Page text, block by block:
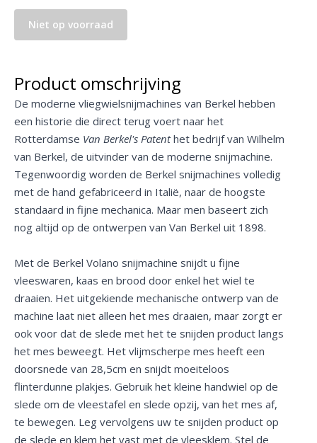
Niet op voorraad
Product omschrijving
De moderne vliegwielsnijmachines van Berkel hebben
een historie die direct terug voert naar het
Rotterdamse Van Berkel's Patenthet bedrijf van Wilhelm
van Berkel, de uitvinder van de moderne snijmachine.
Tegenwoordig worden de Berkel snijmachines volledig
met de hand gefabriceerd in Italië, naar de hoogste
standaard in fijne mechanica. Maar men baseert zich
nog altijd op de ontwerpen van Van Berkel uit 1898.
Met de Berkel Volano snijmachine snijdt u fijne
vleeswaren, kaas en brood door enkel het wiel te
draaien. Het uitgekiende mechanische ontwerp van de
machine laat niet alleen het mes draaien, maar zorgt er
ook voor dat de slede met het te snijden product langs
het mes beweegt. Het vlijmscherpe mes heeft een
doorsnede van 28,5cm en snijdt moeiteloos
flinterdunne plakjes. Gebruik het kleine handwiel op de
slede om de vleestafel en slede opzij, van het mes af,
te bewegen. Leg vervolgens uw te snijden product op
de slede en klem het vast met de vleesklem. Stel de